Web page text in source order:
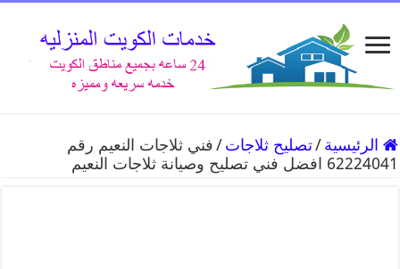
الرئيسية /تصليح ثلاجات /فني ثلاجات النعيم رقم
62224041 افضل فني تصليح وصيانة ثلاجات النعيم